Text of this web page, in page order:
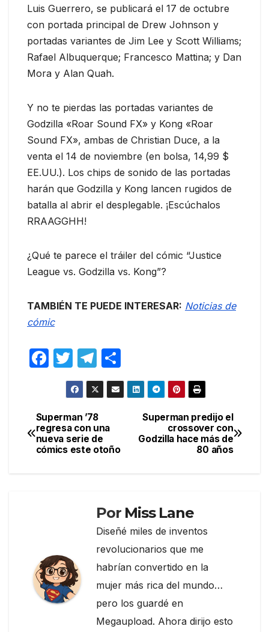
Luis Guerrero, se publicará el 17 de octubre
con portada principal de Drew Johnson y
portadas variantes de Jim Lee y Scott Williams;
Rafael Albuquerque; Francesco Mattina; y Dan
Mora y Alan Quah.
Y no te pierdas las portadas variantes de
Godzilla «Roar Sound FX» y Kong «Roar
Sound FX», ambas de Christian Duce, a la
venta el 14 de noviembre (en bolsa, 14,99 $
EE.UU.). Los chips de sonido de las portadas
harán que Godzilla y Kong lancen rugidos de
batalla al abrir el desplegable. ¡Escúchalos
RRAAGGHH!
¿Qué te parece el tráiler del cómic “Justice
League vs. Godzilla vs. Kong”?
TAMBIÉN TE PUEDE INTERESAR: Noticias de
cómic
F
e
b
o
T
w
itt
er
T
el
e
gr
a
m
o
m
Navegación
de
Superman predijo el
crossover con
Godzilla hace más de
80 años
Superman ’78
regresa con una
nueva serie de
cómics este otoño
Por Miss Lane
Diseñé miles de inventos
revolucionarios que me
habrían convertido en la
mujer más rica del mundo…
pero los guardé en
Megaupload. Ahora dirijo esto